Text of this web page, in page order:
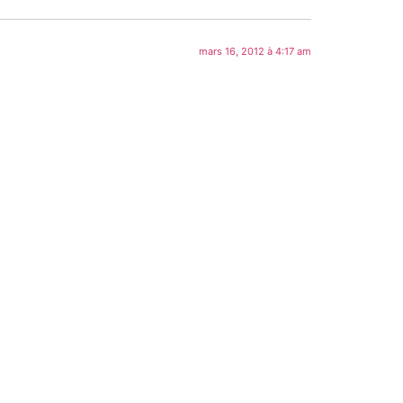
mars 16, 2012 à 4:17 am